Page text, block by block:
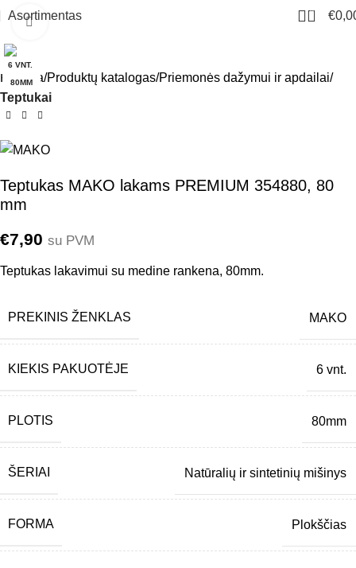
Asortimentas 0 €
6 VNT.
80MM
Click to enlarge
Pradžia Produktų katalogas Priemonės dažymui ir apdailai
Teptukai
Teptukas MAKO lakams PREMIUM 354880, 80
mm
€7,90 su PVM
Teptukas lakavimui su medine rankena, 80mm.
PREKINIS ŽENKLAS MAKO
KIEKIS PAKUOTĖJE 6 vnt.
PLOTIS 80mm
ŠERIAI Natūralių ir sintetinių mišinys
FORMA Plokščias